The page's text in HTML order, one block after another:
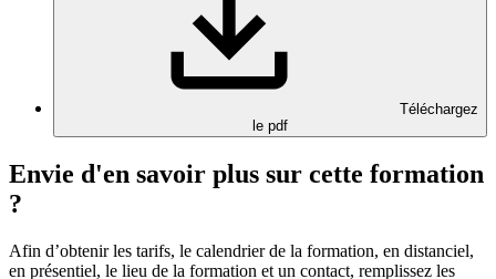
Téléchargez
le pdf
Envie d'en savoir plus sur cette formation
?
Afin d’obtenir les tarifs, le calendrier de la formation, en distanciel,
en présentiel, le lieu de la formation et un contact, remplissez les